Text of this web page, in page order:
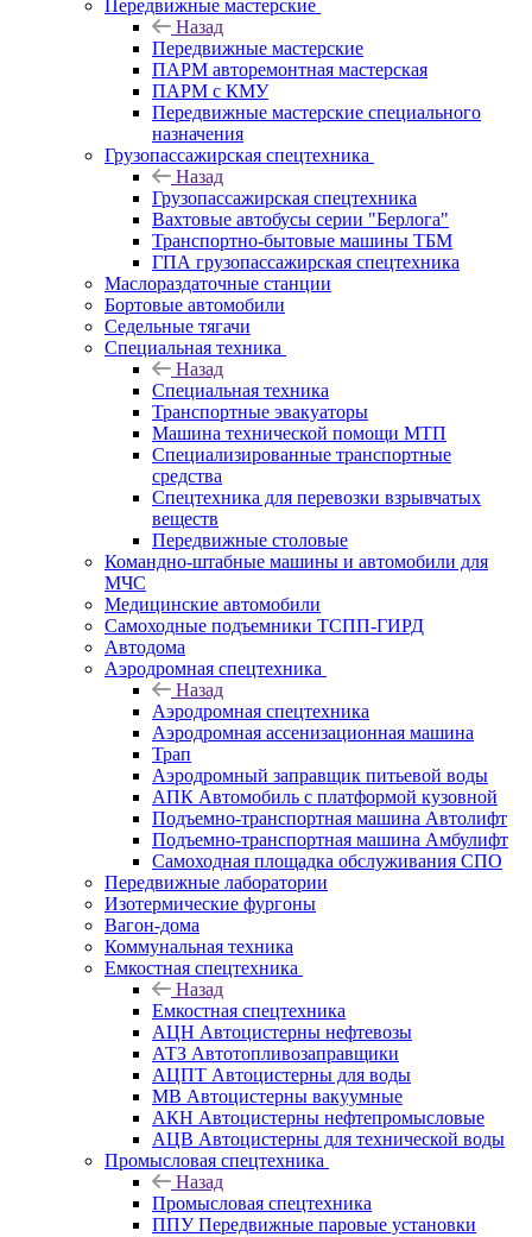
Передвижные мастерские
Назад
Передвижные мастерские
ПАРМ авторемонтная мастерская
ПАРМ с КМУ
Передвижные мастерские специального
назначения
Грузопассажирская спецтехника
Назад
Грузопассажирская спецтехника
Вахтовые автобусы серии "Берлога"
Транспортно-бытовые машины ТБМ
ГПА грузопассажирская спецтехника
Маслораздаточные станции
Бортовые автомобили
Седельные тягачи
Специальная техника
Назад
Специальная техника
Транспортные эвакуаторы
Машина технической помощи МТП
Специализированные транспортные
средства
Спецтехника для перевозки взрывчатых
веществ
Передвижные столовые
Командно-штабные машины и автомобили для
МЧС
Медицинские автомобили
Самоходные подъемники ТСПП-ГИРД
Автодома
Аэродромная спецтехника
Назад
Аэродромная спецтехника
Аэродромная ассенизационная машина
Трап
Аэродромный заправщик питьевой воды
АПК Автомобиль с платформой кузовной
Подъемно-транспортная машина Автолифт
Подъемно-транспортная машина Амбулифт
Самоходная площадка обслуживания СПО
Передвижные лаборатории
Изотермические фургоны
Вагон-дома
Коммунальная техника
Емкостная спецтехника
Назад
Емкостная спецтехника
АЦН Автоцистерны нефтевозы
АТЗ Автотопливозаправщики
АЦПТ Автоцистерны для воды
МВ Автоцистерны вакуумные
АКН Автоцистерны нефтепромысловые
АЦВ Автоцистерны для технической воды
Промысловая спецтехника
Назад
Промысловая спецтехника
ППУ Передвижные паровые установки